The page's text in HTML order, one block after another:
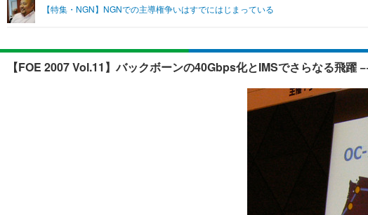
ショッピング
エンタメTOP
音楽
ライフ
ライフTOP
ペット
リリース一覧
【特集・NGN】NGNでの主導権争いはすでにはじまっている
【FOE 2007 Vol.11】バックボーンの40Gbps化とIMSでさらなる飛躍